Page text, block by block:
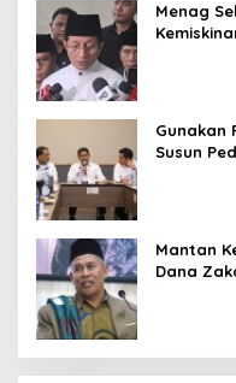
Menag
Gunakan
Susun
Mantan
Dana